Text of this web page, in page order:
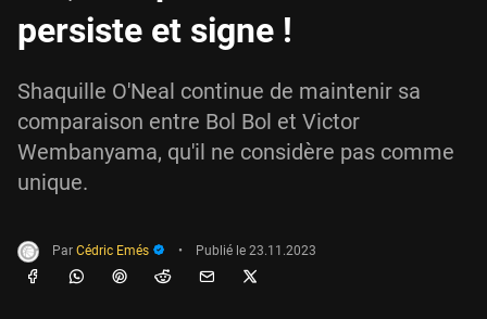
persiste et signe !
Shaquille O'Neal continue de maintenir sa
comparaison entre Bol Bol et Victor
Wembanyama, qu'il ne considère pas comme
unique.
Par Cédric Emés • Publié le 23.11.2023